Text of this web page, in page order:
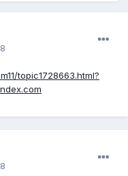
topic1728663.html?